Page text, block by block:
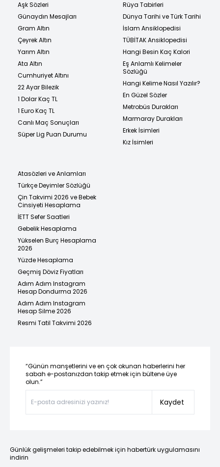
Aşk Sözleri
Günaydın Mesajları
Gram Altın
Çeyrek Altın
Yarım Altın
Ata Altın
Cumhuriyet Altını
22 Ayar Bilezik
1 Dolar Kaç TL
1 Euro Kaç TL
Canlı Maç Sonuçları
Süper Lig Puan Durumu
Rüya Tabirleri
Dünya Tarihi ve Türk Tarihi
İslam Ansiklopedisi
TÜBİTAK Ansiklopedisi
Hangi Besin Kaç Kalori
Eş Anlamlı Kelimeler
Sözlüğü
Hangi Kelime Nasıl Yazılır?
En Güzel Sözler
Metrobüs Durakları
Marmaray Durakları
Erkek İsimleri
Kız İsimleri
Atasözleri ve Anlamları
Türkçe Deyimler Sözlüğü
Çin Takvimi 2026 ve Bebek
Cinsiyeti Hesaplama
İETT Sefer Saatleri
Gebelik Hesaplama
Yükselen Burç Hesaplama
2026
Yüzde Hesaplama
Geçmiş Döviz Fiyatları
Adım Adım Instagram
Hesap Dondurma 2026
Adım Adım Instagram
Hesap Silme 2026
Resmi Tatil Takvimi 2026
“Günün manşetlerini ve en çok okunan haberlerini her
sabah e-postanızdan takip etmek için bültene üye
olun.”
Kaydet
Günlük gelişmeleri takip edebilmek için habertürk uygulamasını
indirin